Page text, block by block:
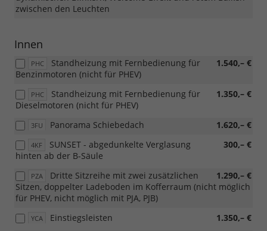
zwischen den Leuchten
Innen
PHC 1.540,– €
Standheizung mit Fernbedienung für
Benzinmotoren (nicht für PHEV)
PHC 1.350,– €
Standheizung mit Fernbedienung für
Dieselmotoren (nicht für PHEV)
3FU 1.620,– €
Panorama Schiebedach
4KF 300,– €
SUNSET - abgedunkelte Verglasung
hinten ab der B-Säule
PZA 1.290,– €
Dritte Sitzreihe mit zwei zusätzlichen
Sitzen, doppelter Ladeboden im Kofferraum (nicht möglich
für PHEV, nicht möglich mit PJA, PJB)
YCA 1.350,– €
Einstiegsleisten